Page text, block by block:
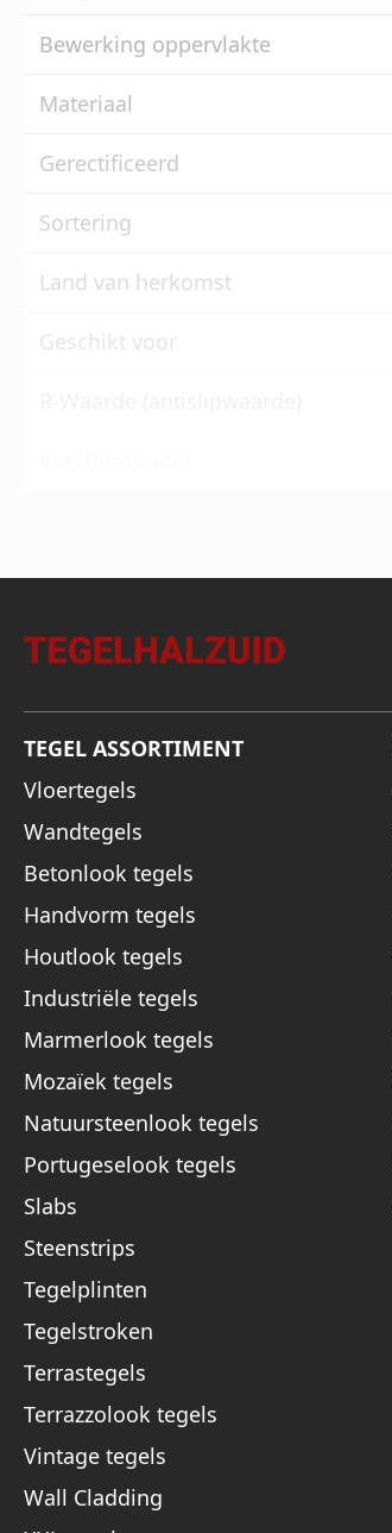
Bewerking oppervlakte
Materiaal
Gerectificeerd
Sortering
Land van herkomst
Geschikt voor
TEGEL ASSORTIMENT
Vloertegels
Wandtegels
Betonlook tegels
Handvorm tegels
Houtlook tegels
Industriële tegels
Marmerlook tegels
Mozaïek tegels
Natuursteenlook tegels
Portugeselook tegels
Slabs
Steenstrips
Tegelplinten
Tegelstroken
Terrastegels
Terrazzolook tegels
Vintage tegels
Wall Cladding